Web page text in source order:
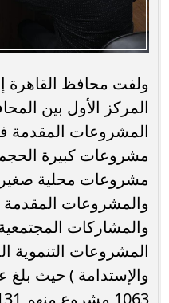
ولفت محافظ القاهرة
المركز الأول بين
المشروعات المقدمة
مشروعات كبيرة
مشروعات محلية
والمشروعات
والمشاركات
المشروعات التنموية
والإستدامة ) حيث